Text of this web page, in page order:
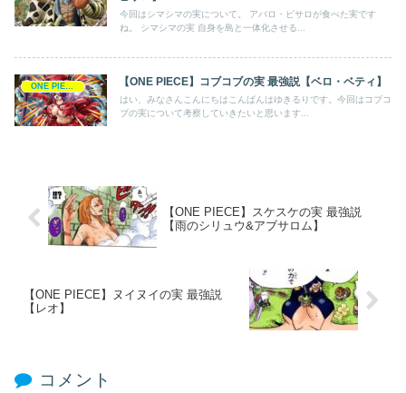
今回はシマシマの実について。 アバロ・ピサロが食べた実です
ね。 シマシマの実 自身を島と一体化させる...
【ONE PIECE】コブコブの実 最強説【ベロ・ベティ】
はい、みなさんこんにちはこんばんはゆきるりです。今回はコブコ
ブの実について考察していきたいと思います...
【ONE PIECE】スケスケの実 最強説
【雨のシリュウ&アブサロム】
【ONE PIECE】ヌイヌイの実 最強説
【レオ】
コメント